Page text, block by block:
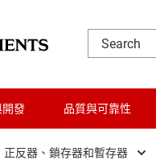
開發 品質與可靠性
正反器、鎖存器和暫存器